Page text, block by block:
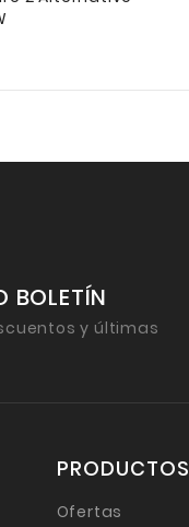
BOLETÍN
y últimas
PRODUCTOS
Ofertas